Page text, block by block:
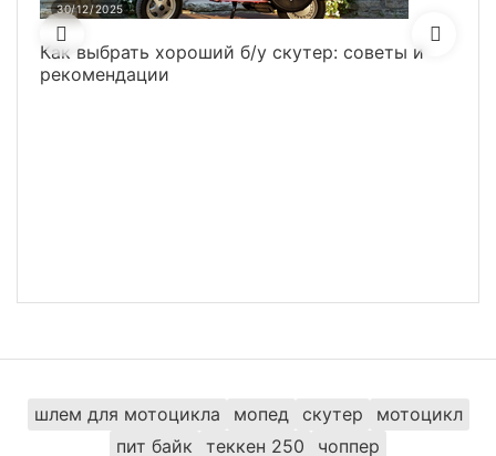
30/12/2025
Как выбрать хороший б/у скутер: советы и
рекомендации
шлем для мотоцикла мопед скутер
мотоцикл
пит байк
теккен 250 чоппер